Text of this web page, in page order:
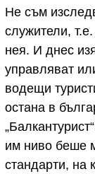
Не съм
служители,
нея. И днес
управляват
водещи
остана в
им ниво беше
стандарти, на